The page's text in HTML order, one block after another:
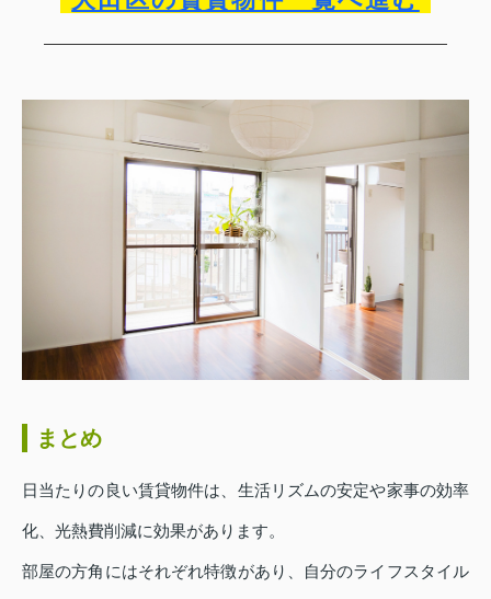
まとめ
日当たりの良い賃貸物件は、生活リズムの安定や家事の効率
化、光熱費削減に効果があります。
部屋の方角にはそれぞれ特徴があり、自分のライフスタイル